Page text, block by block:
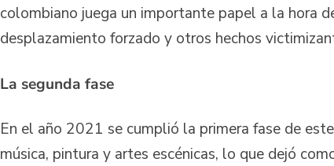
colombiano juega un importante papel a la hora
desplazamiento forzado y otros hechos
La segunda fase
En el año 2021 se cumplió la primera fase de
música, pintura y artes escénicas, lo que dejó